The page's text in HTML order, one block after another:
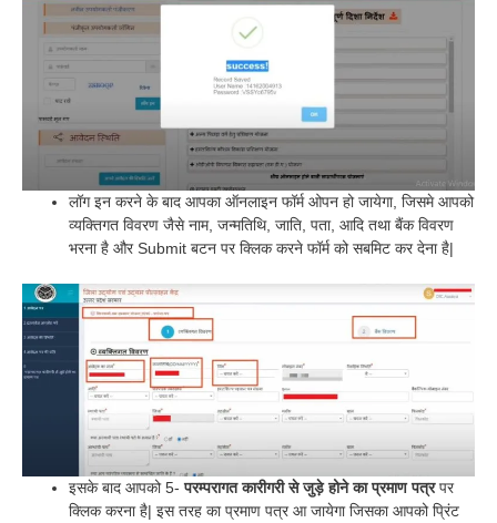
लॉग इन करने के बाद आपका ऑनलाइन फॉर्म ओपन हो जायेगा, जिसमे आपको
व्यक्तिगत विवरण जैसे नाम, जन्मतिथि, जाति, पता, आदि तथा बैंक विवरण
भरना है और Submit बटन पर क्लिक करने फॉर्म को सबमिट कर देना है|
इसके बाद आपको 5-परम्परागत कारीगरी से जुड़े होने का प्रमाण पत्रपर
क्लिक करना है| इस तरह का प्रमाण पत्र आ जायेगा जिसका आपको प्रिंट